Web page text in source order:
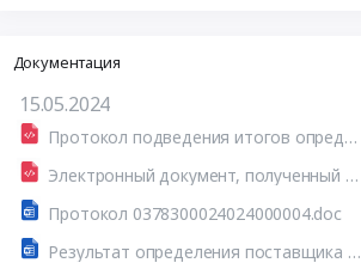
Документация
15.05.2024
Протокол подведения итогов определения поставщика (подрядчика, исполнителя) от 14.05.2024 №ИЭА1
Электронный документ, полученный из внешней системы
Протокол 0378300024024000004.doc
Результат определения поставщика (подрядчика, исполнителя), сформированный на основании размещенных протоколов